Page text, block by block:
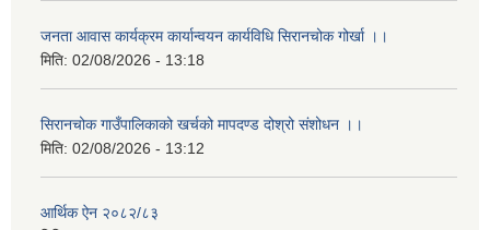
जनता आवास कार्यक्रम कार्यान्वयन कार्यविधि सिरानचोक गोर्खा ।।
मिति: 02/08/2026 - 13:18
सिरानचोक गाउँपालिकाको खर्चको मापदण्ड दोश्रो संशोधन ।।
मिति: 02/08/2026 - 13:12
आर्थिक ऐन २०८२/८३